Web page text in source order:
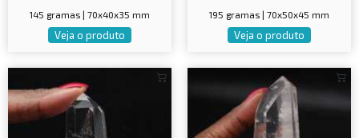
145 gramas | 70x40x35 mm
Veja o produto
195 gramas | 70x50x45 mm
Veja o produto